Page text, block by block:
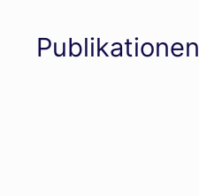
Publikationen